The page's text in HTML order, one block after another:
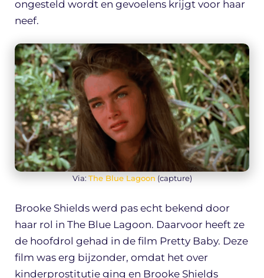
ongesteld wordt en gevoelens krijgt voor haar
neef.
Via: The Blue Lagoon (capture)
Brooke Shields werd pas echt bekend door
haar rol in The Blue Lagoon. Daarvoor heeft ze
de hoofdrol gehad in de film Pretty Baby. Deze
film was erg bijzonder, omdat het over
kinderprostitutie ging en Brooke Shields